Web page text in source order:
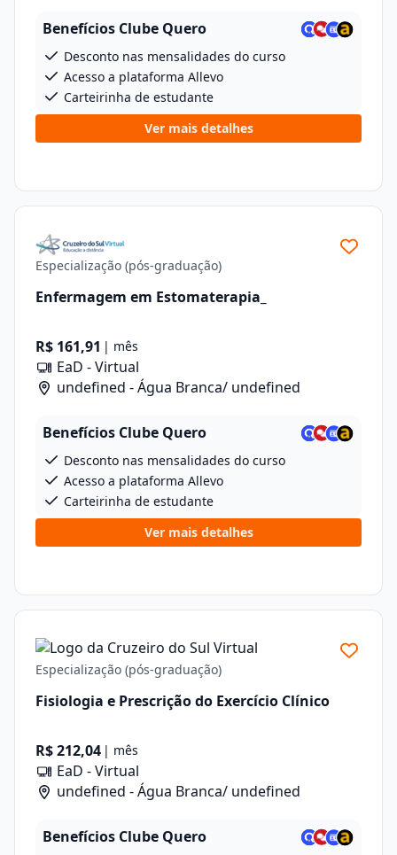
Benefícios Clube Quero
Desconto nas mensalidades do curso
Acesso a plataforma Allevo
Carteirinha de estudante
Ver mais detalhes
Especialização (pós-graduação)
Enfermagem em Estomaterapia_
R$ 161,91 | mês
EaD - Virtual
undefined - Água Branca/ undefined
Benefícios Clube Quero
Desconto nas mensalidades do curso
Acesso a plataforma Allevo
Carteirinha de estudante
Ver mais detalhes
Especialização (pós-graduação)
Fisiologia e Prescrição do Exercício Clínico
R$ 212,04 | mês
EaD - Virtual
undefined - Água Branca/ undefined
Benefícios Clube Quero